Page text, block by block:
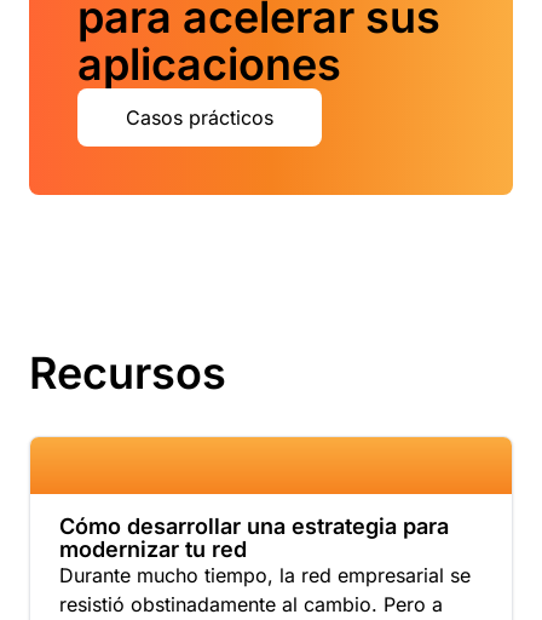
para acelerar sus
aplicaciones
Casos prácticos
Recursos
Cómo desarrollar una estrategia para
modernizar tu red
Durante mucho tiempo, la red empresarial se
resistió obstinadamente al cambio. Pero a